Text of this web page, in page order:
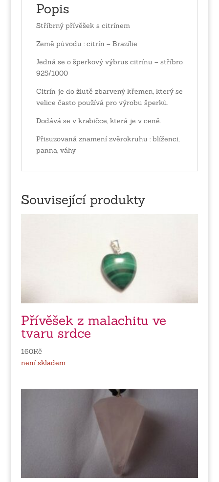
Popis
Stříbrný přívěšek s citrínem
Země původu : citrín – Brazílie
Jedná se o šperkový výbrus citrínu – stříbro
925/1000
Citrín je do žlutě zbarvený křemen, který se
velice často používá pro výrobu šperků.
Dodává se v krabičce, která je v ceně.
Přisuzovaná znamení zvěrokruhu : blíženci,
panna, váhy
Související produkty
Přívěšek z malachitu ve
tvaru srdce
160Kč
není skladem